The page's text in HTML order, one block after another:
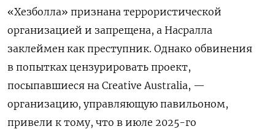
«Хезболла» признана террористической
организацией и запрещена, а Насралла
заклеймен как преступник. Однако обвинения
в попытках цензурировать проект,
посыпавшиеся на Creative Australia, —
организацию, управляющую павильоном,
привели к тому, что в июле 2025-го